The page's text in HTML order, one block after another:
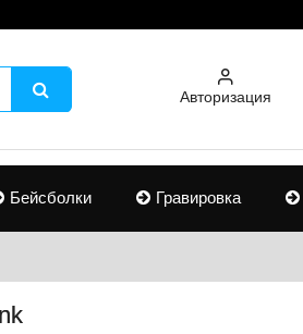
Авторизация
Бейсболки Гравировка